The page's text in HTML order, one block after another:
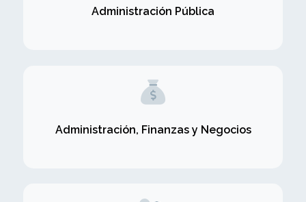
Administración Pública
Administración, Finanzas y Negocios